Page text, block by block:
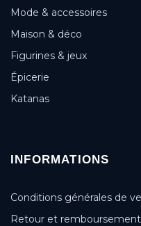
Mode & accessoires
Maison & déco
Figurines & jeux
Épicerie
Katanas
INFORMATIONS
Conditions générales de
Retour et remboursement